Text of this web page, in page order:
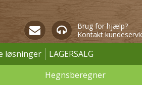
Brug for hjælp?
Kontakt
løsninger LAGERSALG
Hegnsberegner